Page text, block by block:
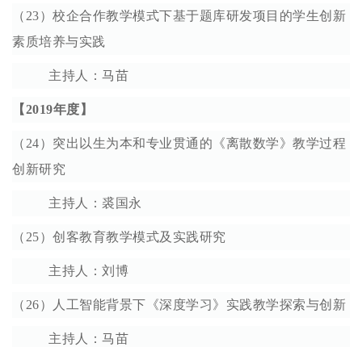
（23）校企合作教学模式下基于题库研发项目的学生创新
素质培养与实践
主持人：马苗
【2019年度】
（24）突出以生为本和专业贯通的《离散数学》教学过程
创新研究
主持人：裘国永
（25）创客教育教学模式及实践研究
主持人：刘博
（26）人工智能背景下《深度学习》实践教学探索与创新
主持人：马苗